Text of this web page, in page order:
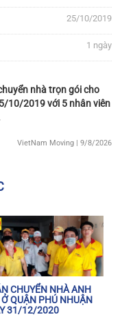
25/10/2019
1 ngày
nhà trọn gói cho
10/2019 với 5 nhân viên
VietNam Moving | 9/8/2026
CHUYỂN NHÀ ANH
Ở QUẬN PHÚ NHUẬN
31/12/2020